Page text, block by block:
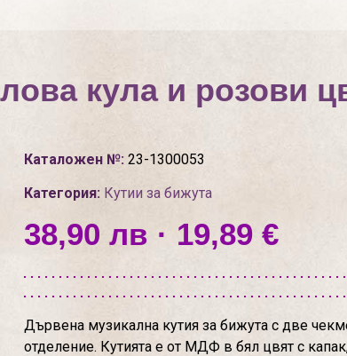
кула и розови
Каталожен №:23-1300053
Категория: Кутии за бижута
38,90 лв · 19,89 €
Дървена музикална кутия за бижута с две
отделение. Кутията е от МДФ в бял цвят с